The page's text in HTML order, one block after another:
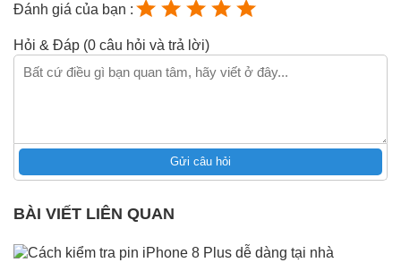
Đánh giá của bạn :
Hỏi & Đáp (0 câu hỏi và trả lời)
Gửi câu hỏi
BÀI VIẾT LIÊN QUAN